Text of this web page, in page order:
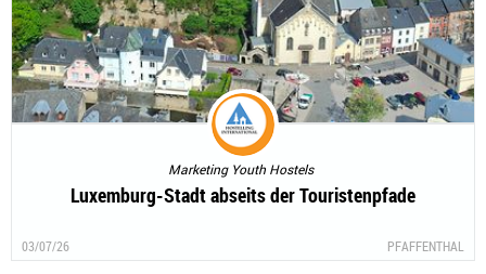
Marketing Youth Hostels
Luxemburg-Stadt abseits der Touristenpfade
03/07/26 PFAFFENTHAL